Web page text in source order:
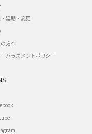
延期・変更
方へ
ハラスメントポリシー